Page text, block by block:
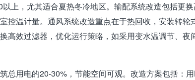
上，尤其适合夏热冬冷地区。输配系统改造包括更
控温计量。通风系统改造重点在于热回收，安装转
高效过滤器，优化运行策略，如采用变水温调节、
总用电的20-30%，节能空间可观。改造方案包括：